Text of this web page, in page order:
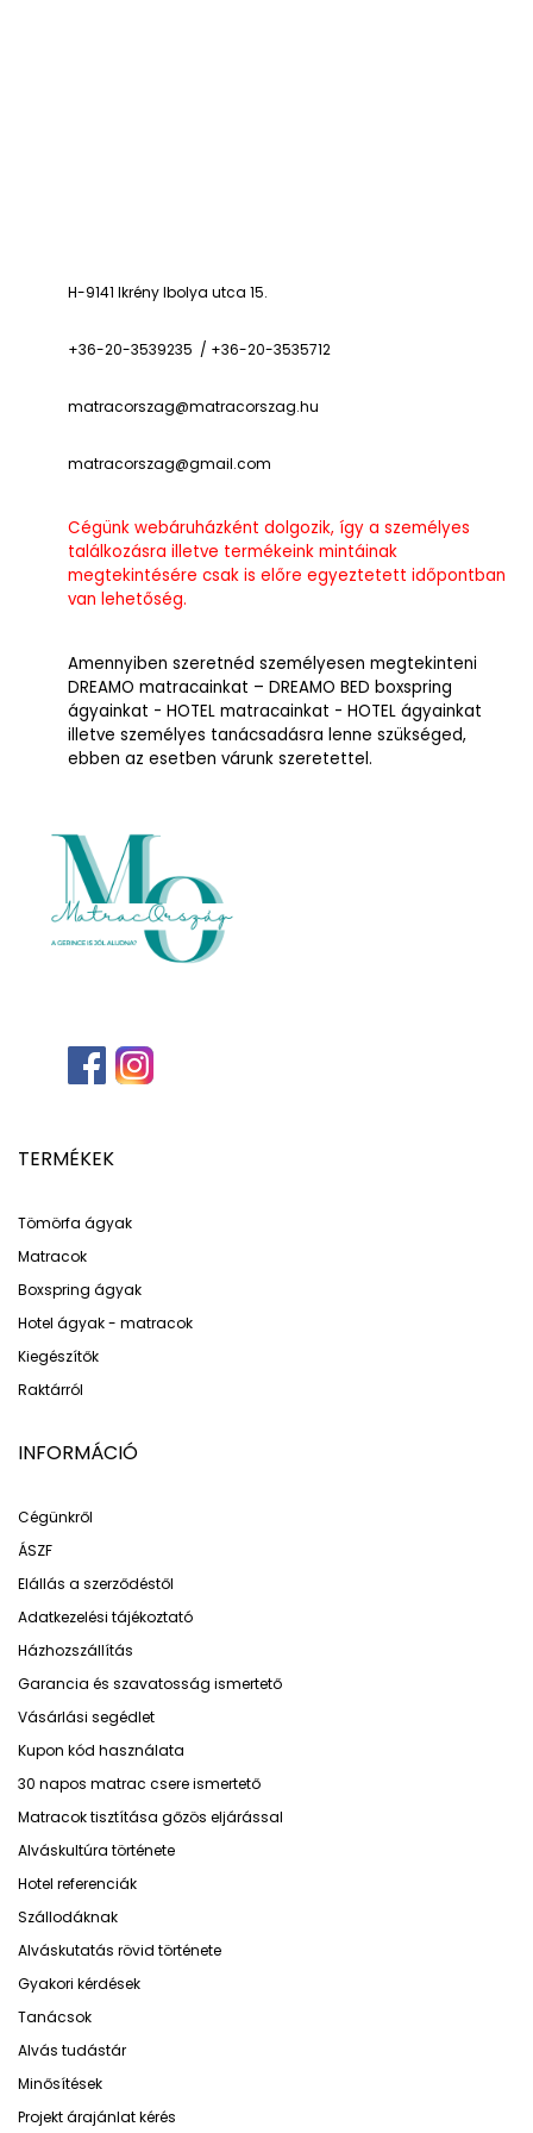
H-9141 Ikrény Ibolya utca 15.
+36-20-3539235 / +36-20-3535712
matracorszag@matracorszag.hu
matracorszag@gmail.com
Cégünk webáruházként dolgozik, így a személyes
találkozásra illetve termékeink mintáinak
megtekintésére csak is előre egyeztetett időpontban
van lehetőség.
Amennyiben szeretnéd személyesen megtekinteni
DREAMO matracainkat – DREAMO BED boxspring
ágyainkat - HOTEL matracainkat - HOTEL ágyainkat
illetve személyes tanácsadásra lenne szükséged,
ebben az esetben várunk szeretettel.
TERMÉKEK
Tömörfa ágyak
Matracok
Boxspring ágyak
Hotel ágyak - matracok
Kiegészítők
Raktárról
INFORMÁCIÓ
Cégünkről
ÁSZF
Elállás a szerződéstől
Adatkezelési tájékoztató
Házhozszállítás
Garancia és szavatosság ismertető
Vásárlási segédlet
Kupon kód használata
30 napos matrac csere ismertető
Matracok tisztítása gőzös eljárással
Alváskultúra története
Hotel referenciák
Szállodáknak
Alváskutatás rövid története
Gyakori kérdések
Tanácsok
Alvás tudástár
Minősítések
Projekt árajánlat kérés